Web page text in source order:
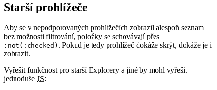
Starší prohlížeče
Aby se v nepodporovaných prohlížečích zobrazil alespoň seznam
bez možnosti filtrování, položky se schovávají přes
:not(:checked) . Pokud je tedy prohlížeč dokáže skrýt, dokáže je i
zobrazit.
Vyřešit funkčnost pro starší Explorery a jiné by mohl vyřešit
jednoduše JS: